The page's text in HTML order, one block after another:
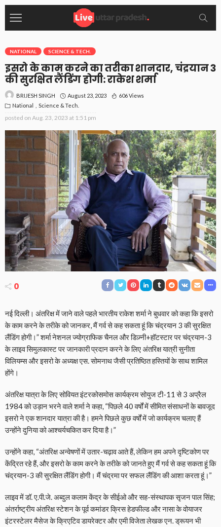
NATIONAL SCIENCE & TECH.
इसरो के काम करने का तरीका शानदार, चंद्रयान 3
की सुरक्षित लैंडिंग होगी: राकेश शर्मा
BRIJESH SINGH August 23, 2023
606 Views
National
Science & Tech.
posted on Aug. 23, 2023 at 1:51 pm
0
नई दिल्ली। अंतरिक्ष में जाने वाले पहले भारतीय राकेश शर्मा ने बुधवार को कहा कि इसरो
के काम करने के तरीके को जानकर, मैं गर्व से कह सकता हूं कि चंद्रयान 3 की सुरक्षित
लैंडिंग होगी।” शर्मा नेशनल ज्योग्राफिक चैनल और डिज़्नी+हॉटस्टार पर चंद्रयान-3
के लाइव सिमुलकास्ट पर जानकारी प्रदान करने के लिए अंतरिक्ष यात्री सुनीता
विलियम्स और इसरो के अध्यक्ष एस. सोमनाथ जैसी प्रतिष्ठित हस्तियों के साथ शामिल
होंगे।
अंतरिक्ष यात्रा के लिए सोवियत इंटरकोसमोस कार्यक्रम सोयुज टी-11 से 3 अप्रैल
1984 को उड़ान भरने वाले शर्मा ने कहा, “पिछले 40 वर्षों में सीमित संसाधनों के बावजूद
इसरो ने एक शानदार यात्रा की है। हमने पिछले कुछ वर्षों में जो कार्यक्रम चलाए हैं
उन्होंने दुनिया को आश्चर्यचकित कर दिया है।”
उन्होंने कहा, “अंतरिक्ष अन्वेषणों में उतार-चढ़ाव आते हैं, लेकिन हम अपने दृष्टिकोण पर
केंद्रित रहे हैं, और इसरो के काम करने के तरीके को जानते हुए मैं गर्व से कह सकता हूं कि
चंद्रयान-3 की सुरक्षित लैंडिंग होगी। मैं चंद्रमा पर सफल लैंडिंग की आशा करता हूं।”
लाइव में डॉ. ए.पी.जे. अब्दुल कलाम केंद्र के सीईओ और सह-संस्थापक सृजन पाल सिंह;
अंतर्राष्ट्रीय अंतरिक्ष स्टेशन के पूर्व कमांडर क्रिस हेडफील्ड और नासा के वोयाजर
इंटरस्टेलर मैसेज के क्रिएटिव डायरेक्टर और एमी विजेता लेखक एन. ड्रूयन भी